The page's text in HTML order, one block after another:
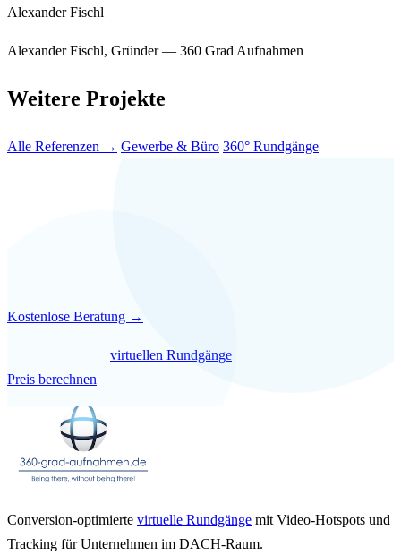
Alexander Fischl
Alexander Fischl, Gründer — 360 Grad Aufnahmen
Weitere Projekte
Alle Referenzen → Gewerbe & Büro 360° Rundgänge
Kostenlose Beratung →
virtuellen Rundgänge
Preis berechnen
Conversion-optimierte virtuelle Rundgänge mit Video-Hotspots und
Tracking für Unternehmen im DACH-Raum.